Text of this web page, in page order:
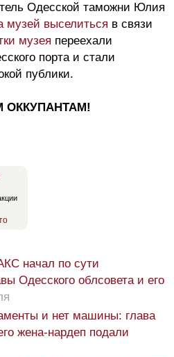
Одесской таможни Юлия
музей выселиться в связи
музея переехали
порта и стали
публики.
ОККУПАНТАМ!
начал по сути
Одесского облсовета и его
и нет машины: глава
жена-нардеп подали